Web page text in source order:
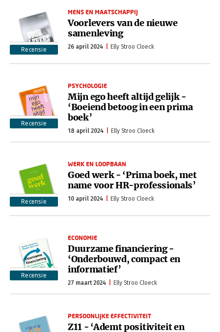
Recensie
MENS EN MAATSCHAPPIJ
Voorlevers van de nieuwe
samenleving
26 april 2024 Elly Stroo Cloeck
Recensie
PSYCHOLOGIE
Mijn ego heeft altijd gelijk -
‘Boeiend betoog in een prima
boek’
18 april 2024 Elly Stroo Cloeck
Recensie
WERK EN LOOPBAAN
Goed werk - ‘Prima boek, met
name voor HR-professionals’
10 april 2024 Elly Stroo Cloeck
Recensie
ECONOMIE
Duurzame financiering -
‘Onderbouwd, compact en
informatief’
27 maart 2024 Elly Stroo Cloeck
PERSOONLIJKE EFFECTIVITEIT
Z11 - ‘Ademt positiviteit en